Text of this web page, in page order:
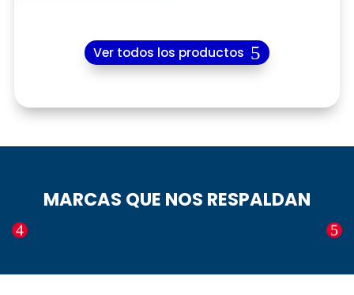
Ver todos los productos
MARCAS QUE NOS RESPALDAN